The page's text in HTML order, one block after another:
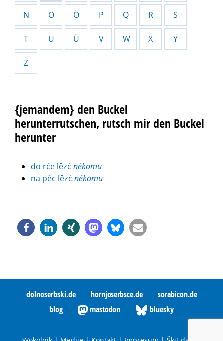
N O Ö P Q R S
T U Ü V W X Y
Z
{jemandem} den Buckel
herunterrutschen, rutsch mir den Buckel
herunter
do rće lězć někomu
na pěc lězć někomu
dolnoserbski.de hornjoserbsce.de
sorabicon.de
blog
mastodon bluesky